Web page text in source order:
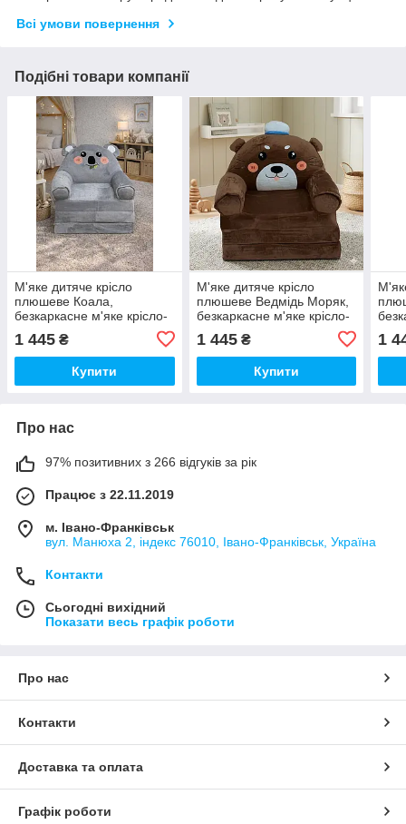
Всі умови повернення
Подібні товари компанії
М'яке дитяче крісло
плюшеве Коала,
безкаркасне м'яке крісло-
диван для дітей у кімнату
1 445 ₴
Купити
М'яке дитяче крісло
плюшеве Ведмідь Моряк,
безкаркасне м'яке крісло-
диван для дітей у кімнату
1 445₴
Купити
1
Про нас
97% позитивних з 266 відгуків за рік
Працює з 22.11.2019
м. Івано-Франківськ
вул. Манюха 2, індекс 76010, Івано-Франківськ, Україна
Контакти
Сьогодні вихідний
Показати весь графік роботи
Про нас
Контакти
Доставка та оплата
Графік роботи